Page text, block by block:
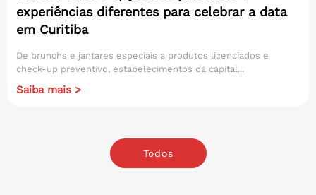
experiências diferentes para celebrar a data
em Curitiba
De brunchs e jantares especiais a produtos licenciados e
check-up preventivo, estabelecimentos da capital...
Saiba mais >
Todos